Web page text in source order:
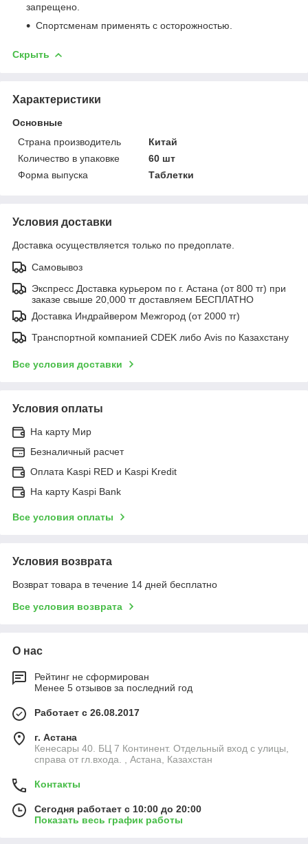
запрещено.
Спортсменам применять с осторожностью.
Скрыть
Характеристики
Основные
Страна производитель
Китай
Количество в упаковке
60 шт
Форма выпуска
Таблетки
Условия доставки
Доставка осуществляется только по предоплате.
Самовывоз
Экспресс Доставка курьером по г. Астана (от 800 тг) при
заказе свыше 20,000 тг доставляем БЕСПЛАТНО
Доставка Индрайвером Межгород (от 2000 тг)
Транспортной компанией CDEK либо Avis по Казахстану
Все условия доставки
Условия оплаты
На карту Мир
Безналичный расчет
Оплата Kaspi RED и Kaspi Kredit
На карту Kaspi Bank
Все условия оплаты
Условия возврата
Возврат товара в течение 14 дней бесплатно
Все условия возврата
О нас
Рейтинг не сформирован
Менее 5 отзывов за последний год
Работает с 26.08.2017
г. Астана
Кенесары 40. БЦ 7 Континент. Отдельный вход с улицы,
справа от гл.входа. , Астана, Казахстан
Контакты
Сегодня работает с 10:00 до 20:00
Показать весь график работы